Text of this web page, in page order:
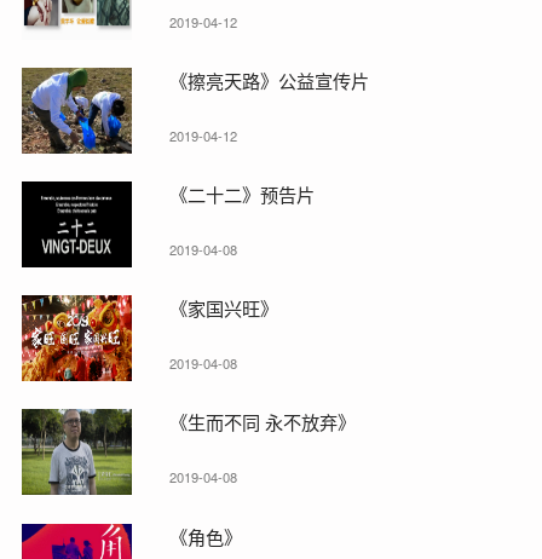
2019-04-12
《擦亮天路》公益宣传片
2019-04-12
《二十二》预告片
2019-04-08
《家国兴旺》
2019-04-08
《生而不同 永不放弃》
2019-04-08
《角色》